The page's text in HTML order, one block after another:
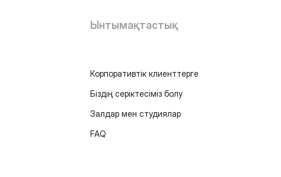
Ынтымақтастық
Корпоративтік клиенттерге
Біздің серіктесіміз болу
Залдар мен студиялар
FAQ